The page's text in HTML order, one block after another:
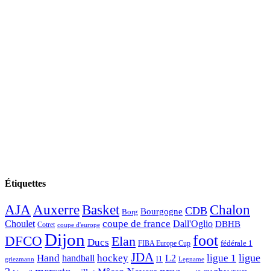
Étiquettes
AJAAuxerreBasket Borg Bourgogne CDB Chalon
Choulet Cotret coupe d'europe coupe de france Dall'Oglio DBHB
DFCODijon Ducs Elan FIBA Europe Cup foot fédérale 1
griezmann Hand handball hockey JDA l1 L2 Legname ligue 1 ligue